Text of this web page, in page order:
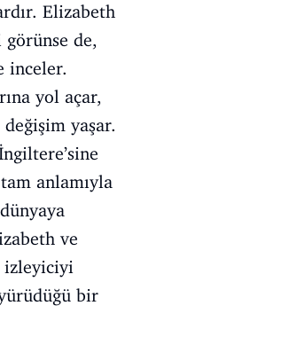
Elizabeth
görünse de,
inceler.
yol açar,
yaşar.
anlamıyla
ve
izleyiciyi
bir